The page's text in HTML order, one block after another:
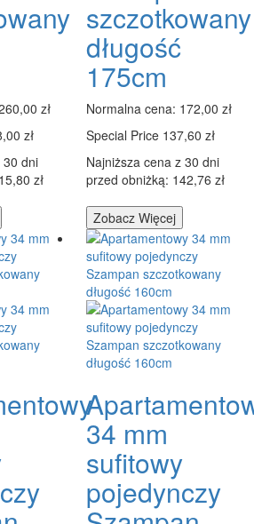
zł
zł
30 dni
zł
szczotkowany
długość
175cm
Normalna cena: 172,00 zł
Special Price 137,60 zł
Najniższa cena z 30 dni
przed obniżką: 142,76 zł
Zobacz Więcej
34 mm
sufitowy
pojedynczy